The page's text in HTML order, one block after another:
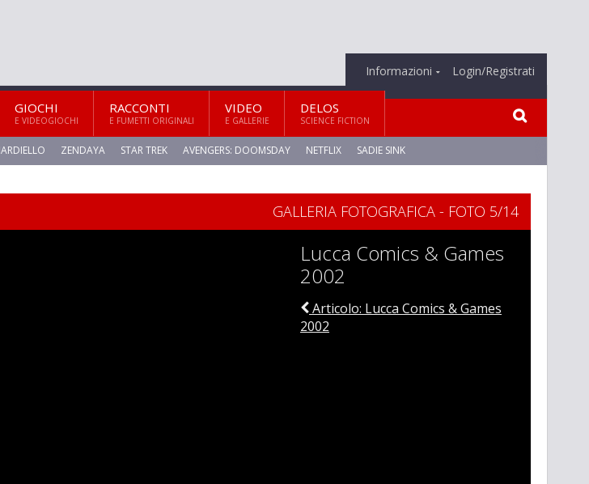
Informazioni Login/Registrati
GIOCHI
E VIDEOGIOCHI
RACCONTI
E FUMETTI ORIGINALI
VIDEO
E GALLERIE
DELOS
SCIENCE FICTION
ZENDAYA STAR TREK AVENGERS: DOOMSDAY NETFLIX SADIE SINK
GALLERIA FOTOGRAFICA - FOTO 5/14
Lucca Comics & Games
2002
Articolo: Lucca Comics & Games
2002